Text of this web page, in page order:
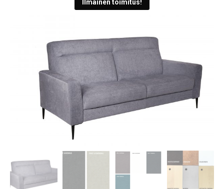
Ilmainen toimitus!